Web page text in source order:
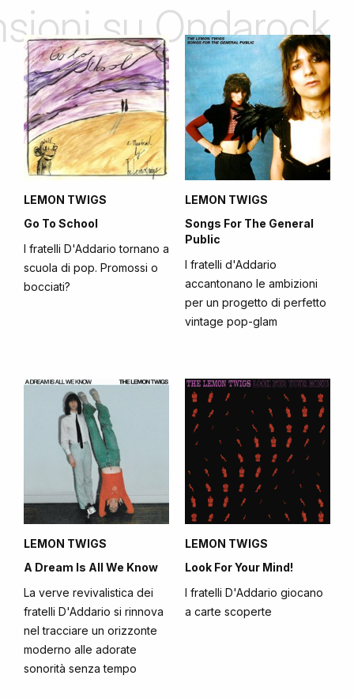
su Ondarock
LEMON TWIGS
Go To School
I fratelli D'Addario tornano a
scuola di pop. Promossi o
bocciati?
LEMON TWIGS
Songs For The General
Public
I fratelli d'Addario
accantonano le ambizioni
per un progetto di perfetto
vintage pop-glam
LEMON TWIGS
A Dream Is All We Know
La verve revivalistica dei
fratelli D'Addario si rinnova
nel tracciare un orizzonte
moderno alle adorate
sonorità senza tempo
LEMON TWIGS
Look For Your Mind!
I fratelli D'Addario giocano
a carte scoperte